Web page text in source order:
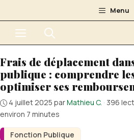
au
contenu
Menu
Menu
Fonction Publique
Frais de déplacement
publique : comprendre
optimiser ses
4 juillet 2025 parMathieu C. · 396
environ 7 minutes